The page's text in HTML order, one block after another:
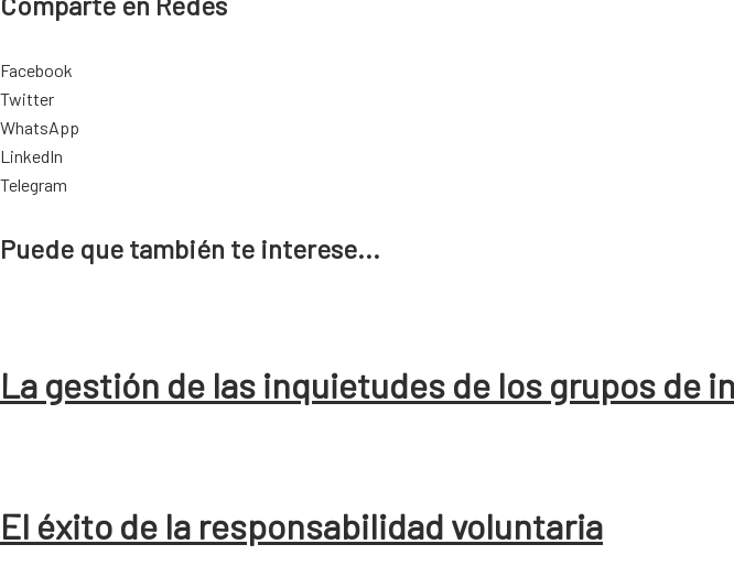
Facebook
Twitter
WhatsApp
LinkedIn
Telegram
Puede que también te interese...
La gestión de las inquietudes de los grupos de
El éxito de la responsabilidad voluntaria